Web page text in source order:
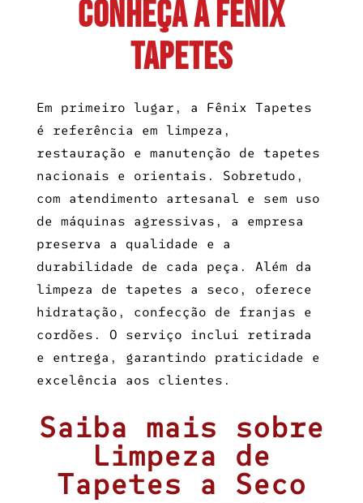
CONHEÇA A FÊNIX
TAPETES
Em primeiro lugar, a Fênix Tapetes
é referência em limpeza,
restauração e manutenção de tapetes
nacionais e orientais. Sobretudo,
com atendimento artesanal e sem uso
de máquinas agressivas, a empresa
preserva a qualidade e a
durabilidade de cada peça. Além da
limpeza de tapetes a seco , oferece
hidratação, confecção de franjas e
cordões. O serviço inclui retirada
e entrega, garantindo praticidade e
excelência aos clientes.
Saiba mais sobre
Limpeza de
Tapetes a Seco